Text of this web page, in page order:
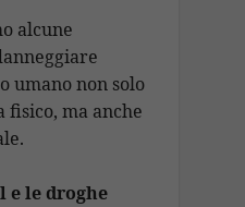
gr
a
m
e
dI
n h
alcune
umano non solo
fisico, ma anche
e le droghe